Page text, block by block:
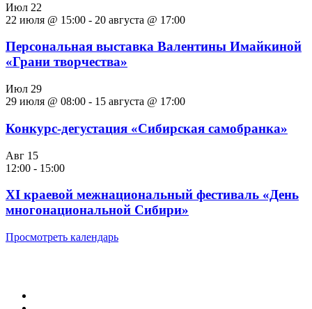
Июл 22
22 июля @ 15:00 - 20 августа @ 17:00
Персональная выставка Валентины Имайкиной
«Грани творчества»
Июл 29
29 июля @ 08:00 - 15 августа @ 17:00
Конкурс-дегустация «Сибирская самобранка»
Авг 15
12:00 - 15:00
XI краевой межнациональный фестиваль «День
многонациональной Сибири»
Просмотреть календарь